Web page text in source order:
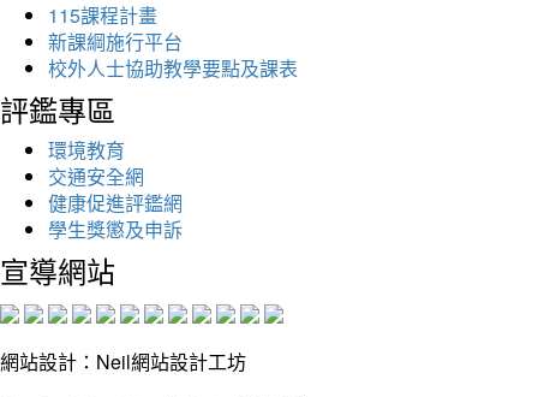
115課程計畫
新課綱施行平台
校外人士協助教學要點及課表
評鑑專區
環境教育
交通安全網
健康促進評鑑網
學生獎懲及申訴
宣導網站
網站設計：Neil網站設計工坊